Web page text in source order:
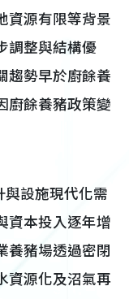
資源有限等背景
調整與結構優
趨勢早於廚餘養
廚餘養豬政策變
設施現代化需
資本投入逐年增
養豬場透過密閉
資源化及沼氣再